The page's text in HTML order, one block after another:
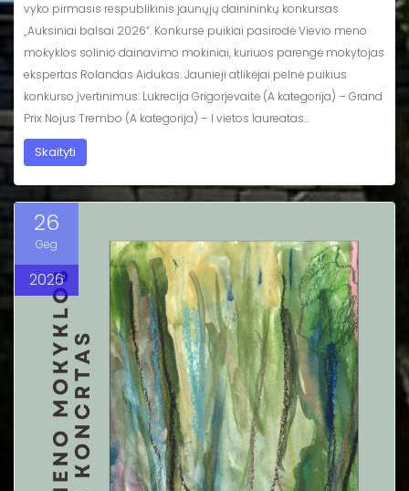
vyko pirmasis respublikinis jaunųjų dainininkų konkursas
„Auksiniai balsai 2026“. Konkurse puikiai pasirodė Vievio meno
mokyklos solinio dainavimo mokiniai, kuriuos parengė mokytojas
ekspertas Rolandas Aidukas. Jaunieji atlikėjai pelnė puikius
konkurso įvertinimus: Lukrecija Grigorjevaitė (A kategorija) – Grand
Prix Nojus Trembo (A kategorija) – I vietos laureatas…
Skaityti
26
Geg
2026